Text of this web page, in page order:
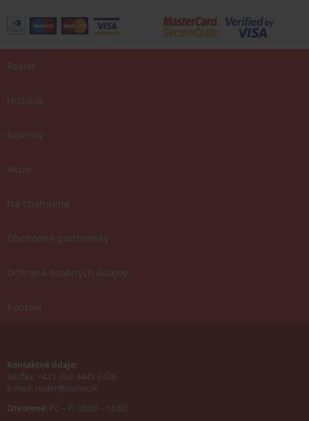
Rosler
História
Novinky
Akcie
Na stiahnutie
Obchodné podmienky
Ochrana osobných údajov
Kontakt
Kontaktné údaje:
tel./fax: +421 (0)2 4445 6436
e-mail: rosler@rosler.sk
Otvorené: Po – Pi 08:00 – 16:00